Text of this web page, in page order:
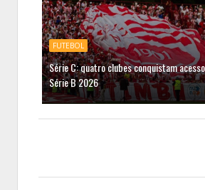
FUTEBOL
Série C: quatro clubes conquistam
Série B 2026